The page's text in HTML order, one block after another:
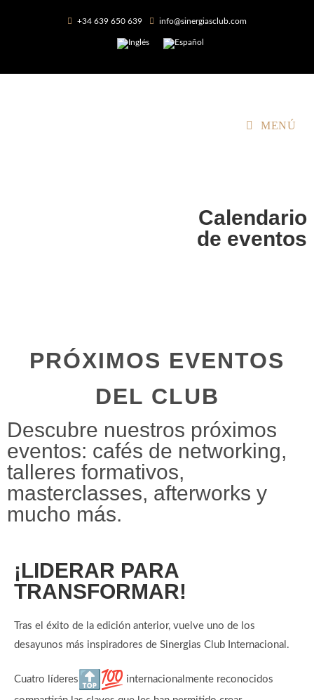
+34 639 650 639 info@sinergiasclub.com
MENÚ
Calendario
de eventos
PRÓXIMOS EVENTOS
DEL CLUB
Descubre nuestros próximos
eventos: cafés de networking,
talleres formativos,
masterclasses, afterworks y
mucho más.
¡LIDERAR PARA
TRANSFORMAR!
Tras el éxito de la edición anterior, vuelve uno de los
desayunos más inspiradores de Sinergias Club Internacional.
Cuatro líderes internacionalmente reconocidos